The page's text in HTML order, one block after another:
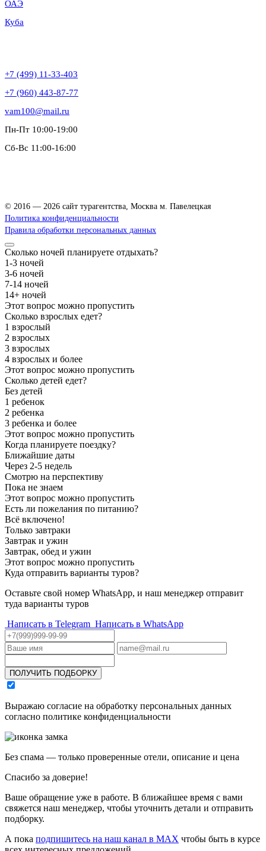
ОАЭ
Куба
+7 (499) 11-33-403
+7 (960) 443-87-77
vam100@mail.ru
Пн-Пт 10:00-19:00
Сб-Вс 11:00-16:00
© 2016 — 2026 сайт турагентства, Москва м. Павелецкая
Политика конфиденциальности
Правила обработки персональных данных
Сколько ночей планируете отдыхать?
1-3 ночей
3-6 ночей
7-14 ночей
14+ ночей
Этот вопрос можно пропустить
Сколько взрослых едет?
1 взрослый
2 взрослых
3 взрослых
4 взрослых и более
Этот вопрос можно пропустить
Сколько детей едет?
Без детей
1 ребенок
2 ребенка
3 ребенка и более
Этот вопрос можно пропустить
Когда планируете поездку?
Ближайшие даты
Через 2-5 недель
Смотрю на перспективу
Пока не знаем
Этот вопрос можно пропустить
Есть ли пожелания по питанию?
Всё включено!
Только завтраки
Завтрак и ужин
Завтрак, обед и ужин
Этот вопрос можно пропустить
Куда отправить варианты туров?
Оставьте свой номер WhatsApp, и наш менеджер отправит
туда варианты туров
Написать в Telegram Написать в WhatsApp
ПОЛУЧИТЬ ПОДБОРКУ
Выражаю согласие на обработку персональных данных
согласно политике конфиденциальности
Без спама — только проверенные отели, описание и цена
Спасибо за доверие!
Ваше обращение уже в работе. В ближайшее время с вами
свяжется наш менеджер, чтобы уточнить детали и отправить
подборку.
А пока подпишитесь на наш канал в MAX чтобы быть в курсе